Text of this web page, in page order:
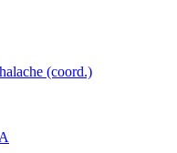
(coord.)